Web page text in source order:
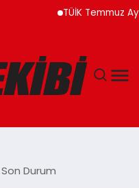
TÜİK Temmuz
Durum